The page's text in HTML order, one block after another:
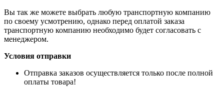
Вы так же можете выбрать любую транспортную компанию
по своему усмотрению, однако перед оплатой заказа
транспортную компанию необходимо будет согласовать с
менеджером.
Условия отправки
Отправка заказов осуществляется только после полной
оплаты товара!